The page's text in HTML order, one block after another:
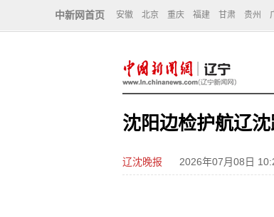
中新网首页 安徽 北京 重庆 福建 甘肃 贵州
沈阳边检护航辽
辽沈晚报 2026年07月08日